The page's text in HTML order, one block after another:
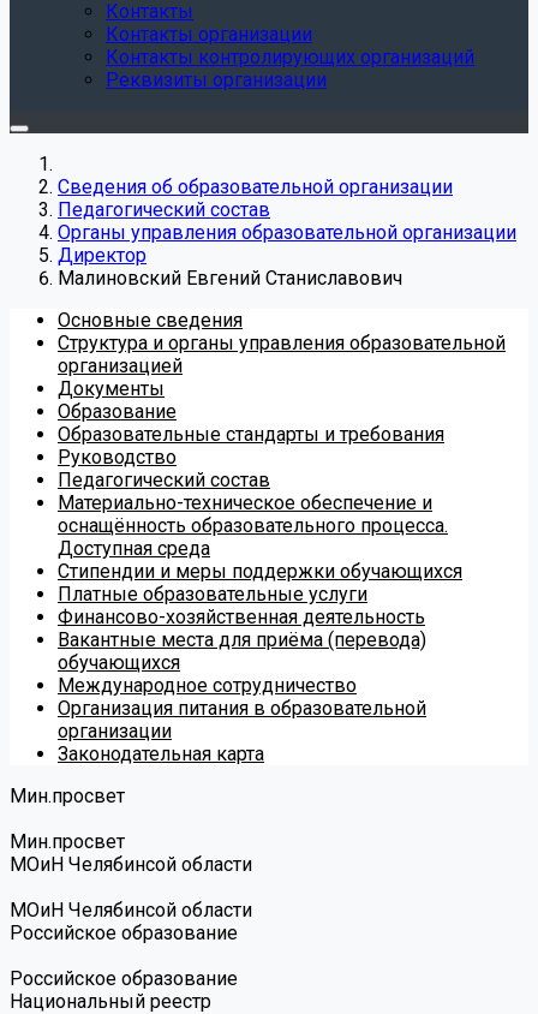
Контакты
Контакты организации
Контакты контролирующих организаций
Реквизиты организации
Сведения об образовательной организации
Педагогический состав
Органы управления образовательной организации
Директор
Малиновский Евгений Станиславович
Основные сведения
Структура и органы управления образовательной
организацией
Документы
Образование
Образовательные стандарты и требования
Руководство
Педагогический состав
Материально-техническое обеспечение и
оснащённость образовательного процесса.
Доступная среда
Стипендии и меры поддержки обучающихся
Платные образовательные услуги
Финансово-хозяйственная деятельность
Вакантные места для приёма (перевода)
обучающихся
Международное сотрудничество
Организация питания в образовательной
организации
Законодательная карта
Мин.просвет
Мин.просвет
МОиН Челябинсой области
МОиН Челябинсой области
Российское образование
Российское образование
Национальный реестр